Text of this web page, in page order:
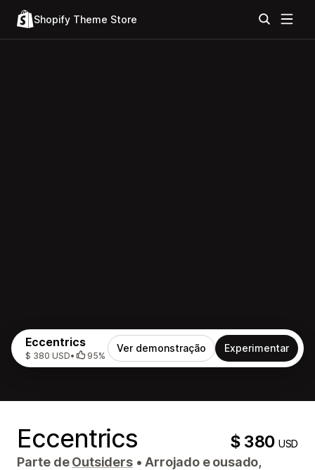
Shopify Theme Store
Eccentrics
$ 380 USD• 95%
Ver demonstração Experimentar
Eccentrics $ 380USD
Parte deOutsiders • Arrojado e ousado,